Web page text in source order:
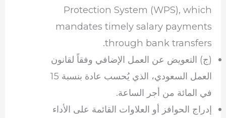
Protection System (WPS), which
mandates timely salary payments
through bank transfers.
(ج) التعويض عن العمل الإضافي وفقاً لقانون
العمل السعودي، الذي يُحسب عادة بنسبة 15
في المائة من أجر الساعة.
إدراج الحوافز أو العلاوات القائمة على الأداء